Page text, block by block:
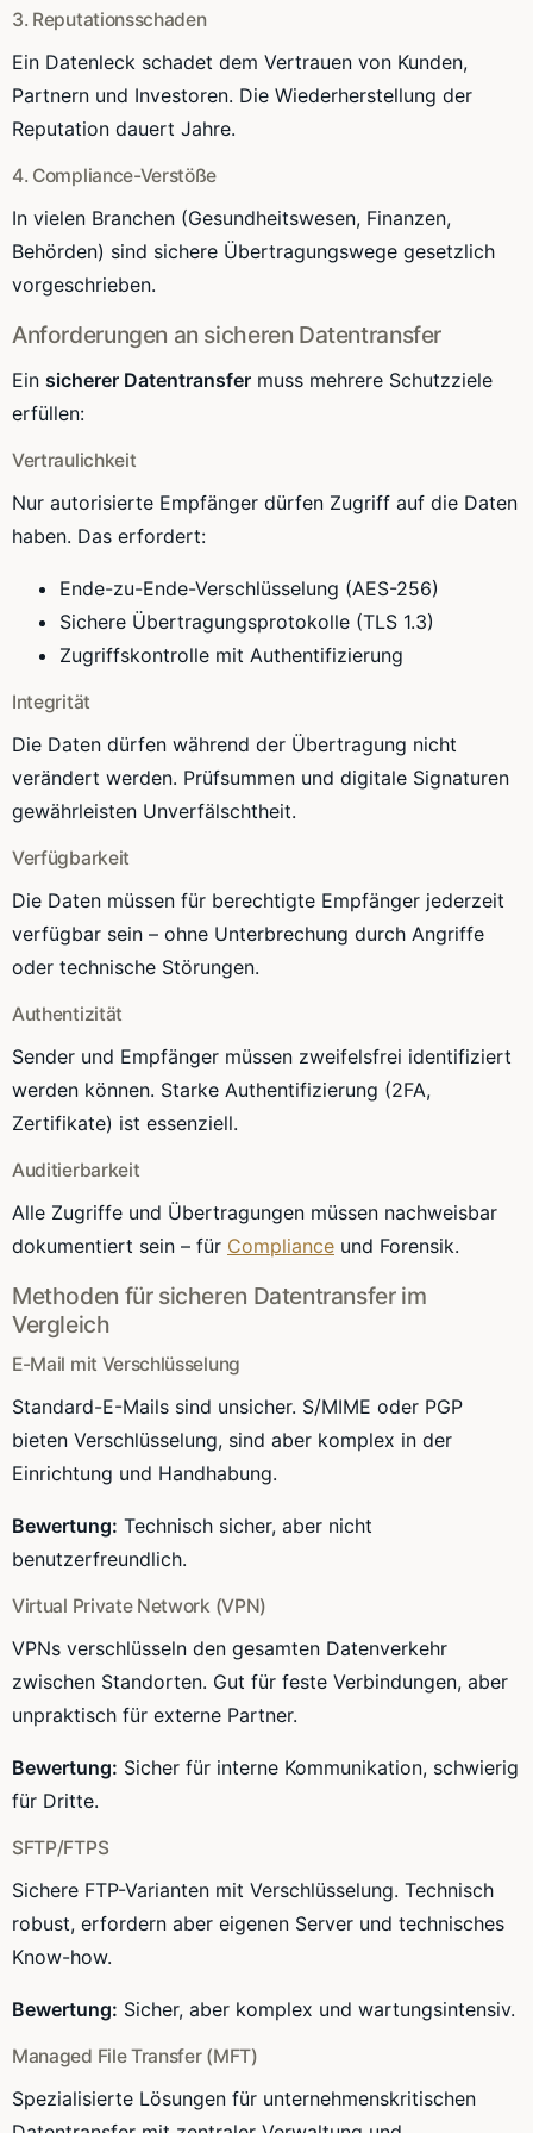
3. Reputationsschaden
Ein Datenleck schadet dem Vertrauen von Kunden,
Partnern und Investoren. Die Wiederherstellung der
Reputation dauert Jahre.
4. Compliance-Verstöße
In vielen Branchen (Gesundheitswesen, Finanzen,
Behörden) sind sichere Übertragungswege gesetzlich
vorgeschrieben.
Anforderungen an sicheren Datentransfer
Ein sicherer Datentransfer muss mehrere Schutzziele
erfüllen:
Vertraulichkeit
Nur autorisierte Empfänger dürfen Zugriff auf die Daten
haben. Das erfordert:
Ende-zu-Ende-Verschlüsselung (AES-256)
Sichere Übertragungsprotokolle (TLS 1.3)
Zugriffskontrolle mit Authentifizierung
Integrität
Die Daten dürfen während der Übertragung nicht
verändert werden. Prüfsummen und digitale Signaturen
gewährleisten Unverfälschtheit.
Verfügbarkeit
Die Daten müssen für berechtigte Empfänger jederzeit
verfügbar sein – ohne Unterbrechung durch Angriffe
oder technische Störungen.
Authentizität
Sender und Empfänger müssen zweifelsfrei identifiziert
werden können. Starke Authentifizierung (2FA,
Zertifikate) ist essenziell.
Auditierbarkeit
Alle Zugriffe und Übertragungen müssen nachweisbar
dokumentiert sein – für Compliance und Forensik.
Methoden für sicheren Datentransfer im
Vergleich
E-Mail mit Verschlüsselung
Standard-E-Mails sind unsicher. S/MIME oder PGP
bieten Verschlüsselung, sind aber komplex in der
Einrichtung und Handhabung.
Bewertung: Technisch sicher, aber nicht
benutzerfreundlich.
Virtual Private Network (VPN)
VPNs verschlüsseln den gesamten Datenverkehr
zwischen Standorten. Gut für feste Verbindungen, aber
unpraktisch für externe Partner.
Bewertung: Sicher für interne Kommunikation, schwierig
für Dritte.
SFTP/FTPS
Sichere FTP-Varianten mit Verschlüsselung. Technisch
robust, erfordern aber eigenen Server und technisches
Know-how.
Bewertung: Sicher, aber komplex und wartungsintensiv.
Managed File Transfer (MFT)
Spezialisierte Lösungen für unternehmenskritischen